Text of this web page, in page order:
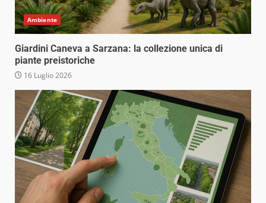
Ambiente
Giardini Caneva a Sarzana: la collezione unica di
piante preistoriche
16 Luglio 2026